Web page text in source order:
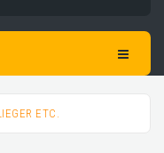
ETC.